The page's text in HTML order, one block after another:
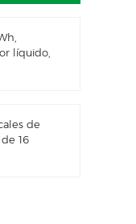
líquido,
de
16